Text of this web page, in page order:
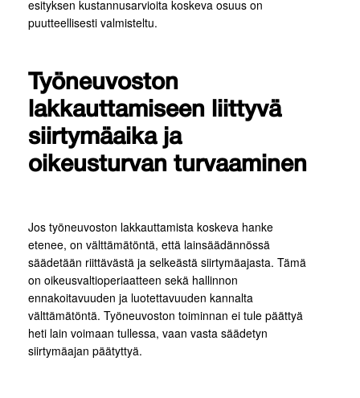
esityksen kustannusarvioita koskeva osuus on
puutteellisesti valmisteltu.
Työneuvoston
lakkauttamiseen liittyvä
siirtymäaika ja
oikeusturvan turvaaminen
Jos työneuvoston lakkauttamista koskeva hanke
etenee, on välttämätöntä, että lainsäädännössä
säädetään riittävästä ja selkeästä siirtymäajasta. Tämä
on oikeusvaltioperiaatteen sekä hallinnon
ennakoitavuuden ja luotettavuuden kannalta
välttämätöntä. Työneuvoston toiminnan ei tule päättyä
heti lain voimaan tullessa, vaan vasta säädetyn
siirtymäajan päätyttyä.